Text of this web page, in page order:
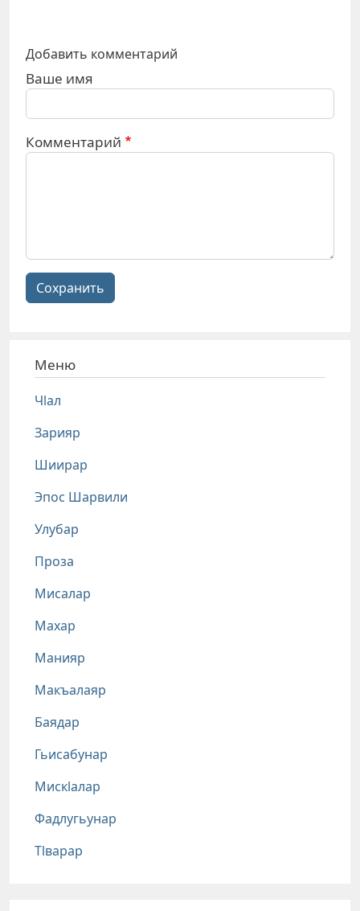
Добавить комментарий
Ваше имя
Комментарий
Сохранить
Меню
Чlал
Зарияр
Шиирар
Эпос Шарвили
Улубар
Проза
Мисалар
Махар
Манияр
Макъалаяр
Баядар
Гьисабунар
Мискlалар
Фадлугьунар
Тlварар